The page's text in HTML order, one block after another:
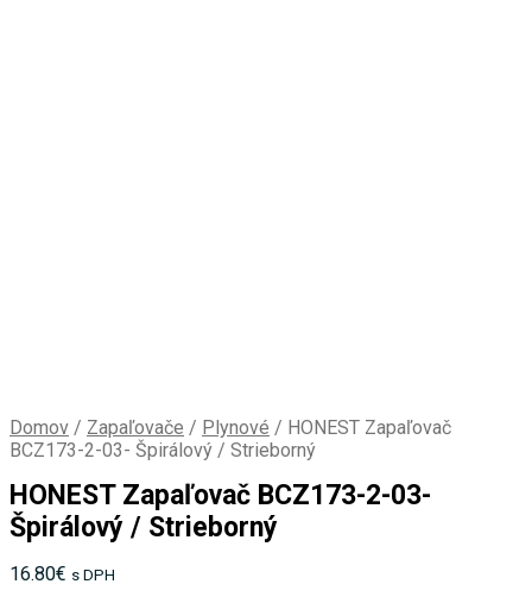
Domov / Zapaľovače / Plynové / HONEST Zapaľovač
BCZ173-2-03- Špirálový / Strieborný
HONEST Zapaľovač BCZ173-2-03-
Špirálový / Strieborný
16.80€ s DPH